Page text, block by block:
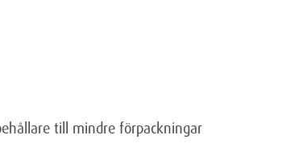
till mindre förpackningar